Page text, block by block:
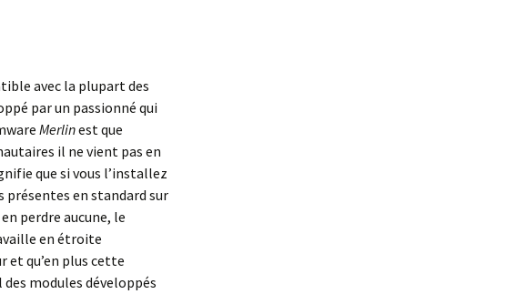
avec la plupart des
par un passionné qui
Merlinest que
il ne vient pas en
que si vous l’installez
en standard sur
perdre aucune, le
en étroite
et qu’en plus cette
modules développés